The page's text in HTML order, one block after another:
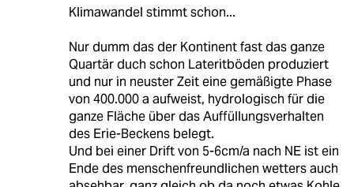
Klimawandel stimmt schon...
Nur dumm das der Kontinent fast das ganze
Quartär duch schon Lateritböden produziert
und nur in neuster Zeit eine gemäßigte Phase
von 400.000 a aufweist, hydrologisch für die
ganze Fläche über das Auffüllungsverhalten
des Erie-Beckens belegt.
Und bei einer Drift von 5-6cm/a nach NE ist ein
Ende des menschenfreundlichen wetters auch